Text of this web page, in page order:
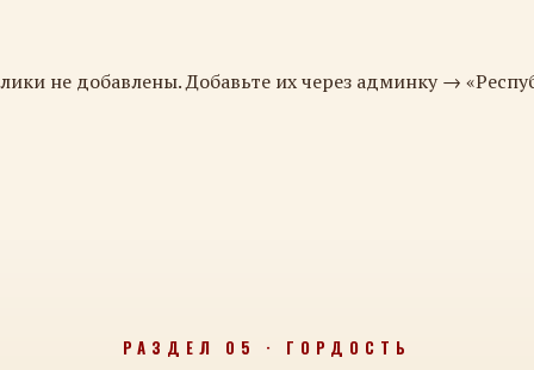
не добавлены. Добавьте их через админку →
РАЗДЕЛ 05 · ГОРДОСТЬ